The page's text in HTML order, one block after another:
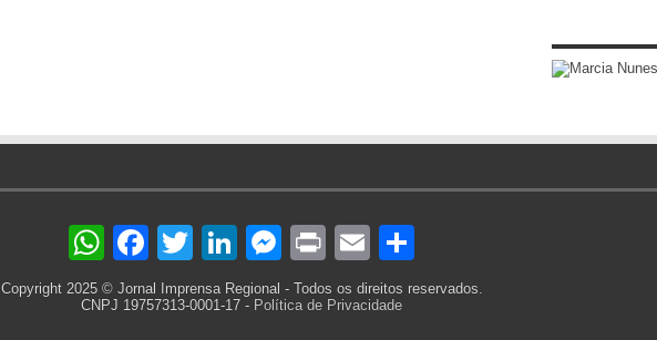
WhatsApp
Facebook
TwitterLinkedIn
Messenger
PrintEmail
Copyright 2025 © Jornal Imprensa Regional - Todos os direitos reservados.
CNPJ 19757313-0001-17 - Política de Privacidade